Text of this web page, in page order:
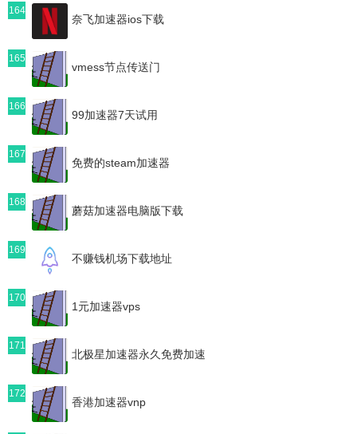
164
奈飞加速器ios下载
165
vmess节点传送门
166
99加速器7天试用
167
免费的steam加速器
168
蘑菇加速器电脑版下载
169
不赚钱机场下载地址
170
1元加速器vps
171
北极星加速器永久免费加速
172
香港加速器vnp